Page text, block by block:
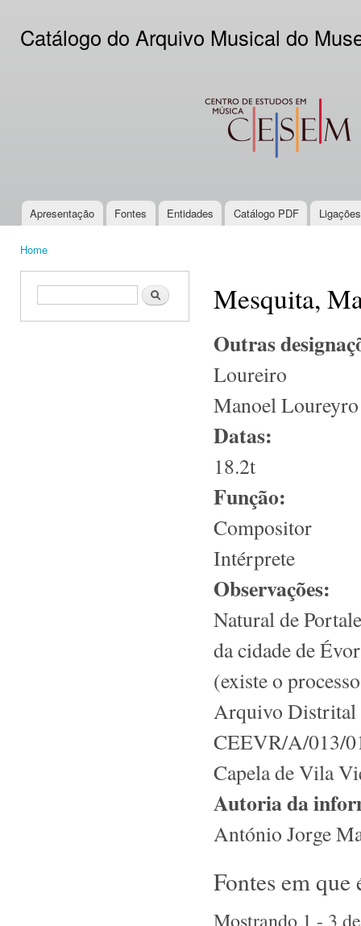
Catálogo do Arquivo Musical do
CESEM
Main menu
Apresentação Fontes Entidades Catálogo PDF
Home
Search form Search Mesquita,
Outras
Loureiro
Manoel
Datas:
18.2t
Função:
Compositor
Intérprete
Observações:
Natural de
da cidade de
(existe o
Arquivo
CEEVR/A/013/
Capela de Vila
Autoria da
António Jorge
Fontes em que
Mostrando 1 - 3